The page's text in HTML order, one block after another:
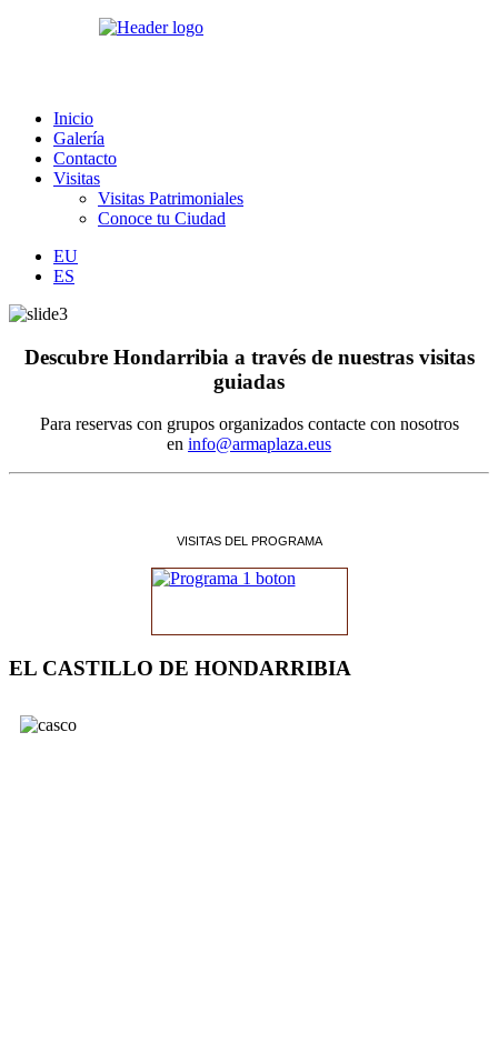
Inicio
Galería
Contacto
Visitas
Visitas Patrimoniales
Conoce tu Ciudad
EU
ES
Descubre Hondarribia a través de nuestras visitas
guiadas
Para reservas con grupos organizados contacte con nosotros
en info@armaplaza.eus
VISITAS DEL PROGRAMA
EL CASTILLO DE HONDARRIBIA